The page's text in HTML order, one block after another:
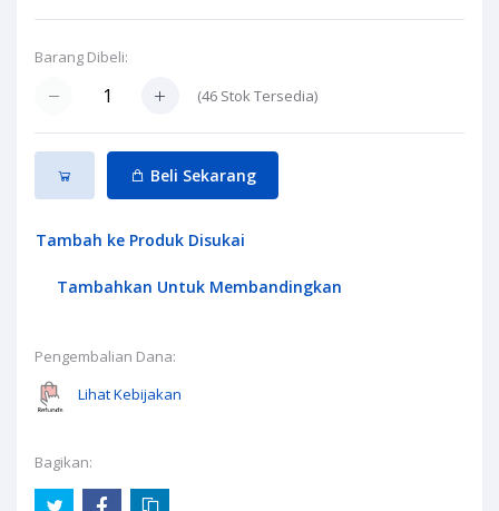
Barang Dibeli:
(46 Stok Tersedia)
Beli Sekarang
Tambah ke Produk Disukai
Tambahkan Untuk Membandingkan
Pengembalian Dana:
Lihat Kebijakan
Bagikan: